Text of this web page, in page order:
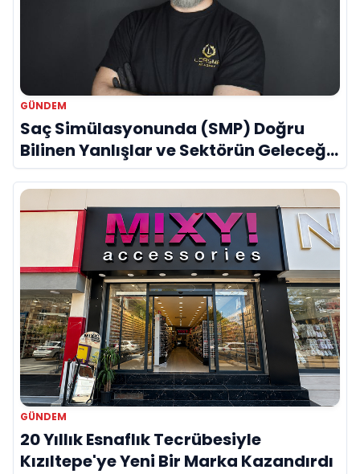
GÜNDEM
Saç Simülasyonunda (SMP) Doğru
Bilinen Yanlışlar ve Sektörün Geleceği:
Onur Akdeniz ile Özel Röportaj
GÜNDEM
20 Yıllık Esnaflık Tecrübesiyle
Kızıltepe'ye Yeni Bir Marka Kazandırdı